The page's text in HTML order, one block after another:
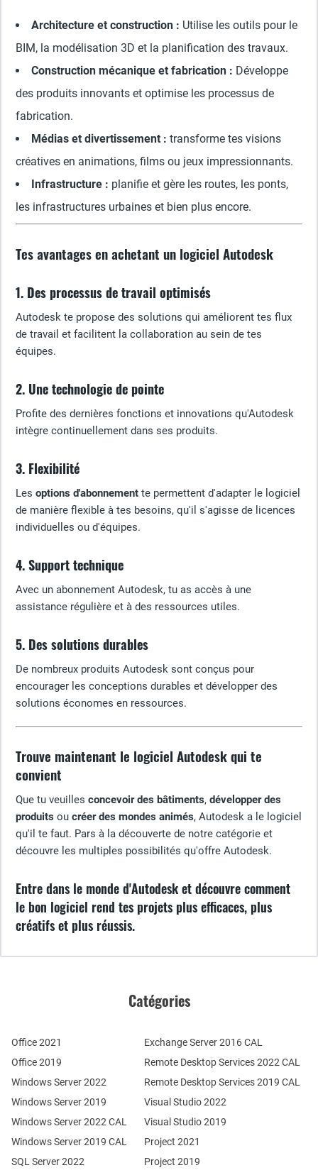
Architecture et construction : Utilise les outils pour le
BIM, la modélisation 3D et la planification des travaux.
Construction mécanique et fabrication : Développe
des produits innovants et optimise les processus de
fabrication.
Médias et divertissement : transforme tes visions
créatives en animations, films ou jeux impressionnants.
Infrastructure : planifie et gère les routes, les ponts,
les infrastructures urbaines et bien plus encore.
Tes avantages en achetant un logiciel Autodesk
1. Des processus de travail optimisés
Autodesk te propose des solutions qui améliorent tes flux
de travail et facilitent la collaboration au sein de tes
équipes.
2. Une technologie de pointe
Profite des dernières fonctions et innovations qu'Autodesk
intègre continuellement dans ses produits.
3. Flexibilité
Les options d'abonnement te permettent d'adapter le logiciel
de manière flexible à tes besoins, qu'il s'agisse de licences
individuelles ou d'équipes.
4. Support technique
Avec un abonnement Autodesk, tu as accès à une
assistance régulière et à des ressources utiles.
5. Des solutions durables
De nombreux produits Autodesk sont conçus pour
encourager les conceptions durables et développer des
solutions économes en ressources.
Trouve maintenant le logiciel Autodesk qui te
convient
Que tu veuilles concevoir des bâtiments, développer des
produits ou créer des mondes animés, Autodesk a le logiciel
qu'il te faut. Pars à la découverte de notre catégorie et
découvre les multiples possibilités qu'offre Autodesk.
Entre dans le monde d'Autodesk et découvre comment
le bon logiciel rend tes projets plus efficaces, plus
créatifs et plus réussis.
Catégories
Office 2021
Office 2019
Windows Server 2022
Windows Server 2019
SQL Server 2022
Windows Server 2022 CAL
Windows Server 2019 CAL
Remote Desktop Services 2022 CAL
Remote Desktop Services 2019 CAL
Exchange Server 2016 CAL
Visual Studio 2022
Visual Studio 2019
Project 2021
Project 2019